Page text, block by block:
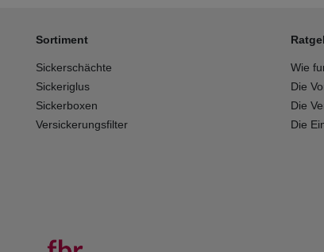
Sortiment
Sickerschächte
Sickeriglus
Sickerboxen
Versickerungsfilter
Wie
Die
Die
Die